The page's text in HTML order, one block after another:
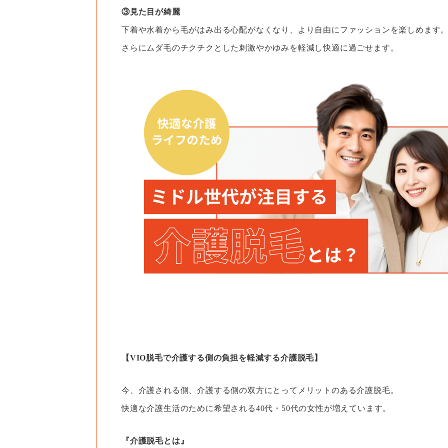
③見た目が綺麗
下着や水着から毛がはみ出る心配がなくなり、より自由にファッションを楽しめます
さらにムダ毛のチクチクとした刺激やかゆみを軽減し快適に過ごせます。
【VIO脱毛で介護する側の負担を軽減する介護脱毛】
今、介護される側、介護する側の双方にとってメリットのある介護脱毛。
快適な介護生活のために希望される40代・50代の女性が増えています。
『介護脱毛とは』